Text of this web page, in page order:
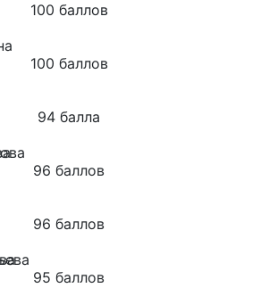
100 баллов
100 баллов
94 балла
96 баллов
96 баллов
95 баллов